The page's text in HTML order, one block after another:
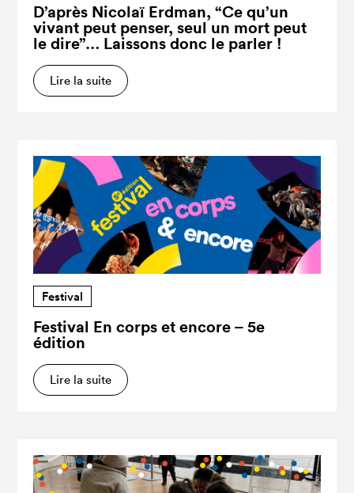
D’après Nicolaï Erdman, “Ce qu’un
vivant peut penser, seul un mort peut
le dire”… Laissons donc le parler !
Lire la suite
Festival
Festival En corps et encore – 5e
édition
Lire la suite